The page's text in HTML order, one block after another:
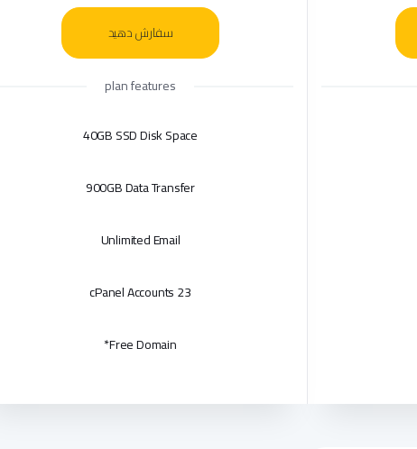
سفارش دهید
plan features
40GB SSD Disk Space
900GB Data Transfer
Unlimited Email
23 cPanel Accounts
Free Domain*